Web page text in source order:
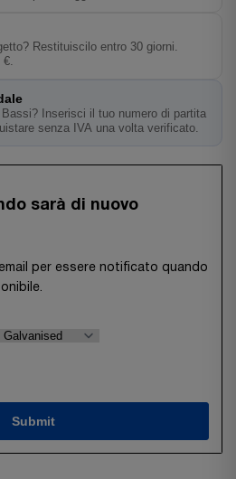
Restituiscilo entro 30 giorni.
€.
Inserisci il tuo numero di partita
senza IVA una volta verificato.
sarà di nuovo
per essere notificato quando
Submit